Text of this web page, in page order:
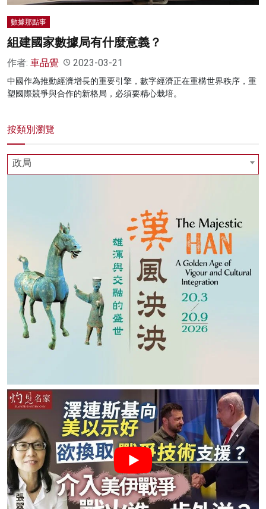
數據那點事
組建國家數據局有什麼意義？
作者: 車品覺 2023-03-21
中國作為推動經濟增長的重要引擎，數字經濟正在重構世界秩序，重
塑國際競爭與合作的新格局，必須要精心栽培。
按類別瀏覽
政局